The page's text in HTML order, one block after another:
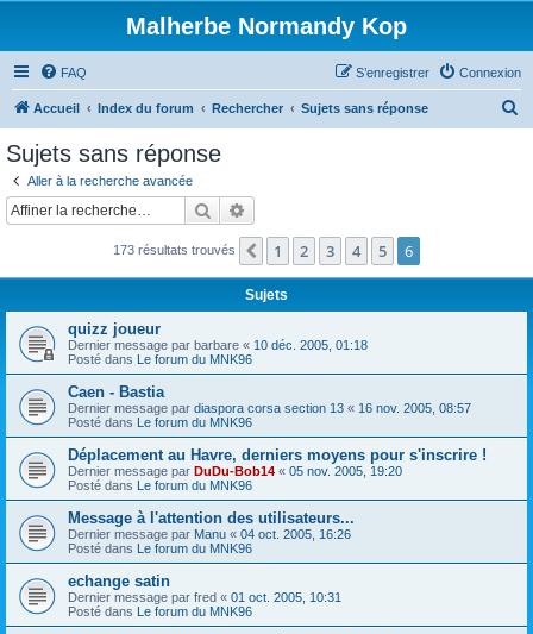
Malherbe Normandy Kop
FAQ Connexion
S’enregistrer
Accueil Index du forum Rechercher Sujets sans réponse
c
Sujets sans réponse
Aller à la recherche avancée
Rechercher
173 résultats trouvés Précédente
1 2 3 4 5 6
Sujets
quizz joueur
Dernier message par barbare « 10 déc. 2005, 01:18
Posté dans Le forum du MNK96
Caen - Bastia
Dernier message par diaspora corsa section 13 « 16 nov. 2005, 08:57
Posté dans Le forum du MNK96
Déplacement au Havre, derniers moyens pour s'inscrire !
Dernier message par DuDu-Bob14 « 05 nov. 2005, 19:20
Posté dans Le forum du MNK96
Message à l'attention des utilisateurs...
Dernier message par Manu « 04 oct. 2005, 16:26
Posté dans Le forum du MNK96
echange satin
Dernier message par fred « 01 oct. 2005, 10:31
Posté dans Le forum du MNK96